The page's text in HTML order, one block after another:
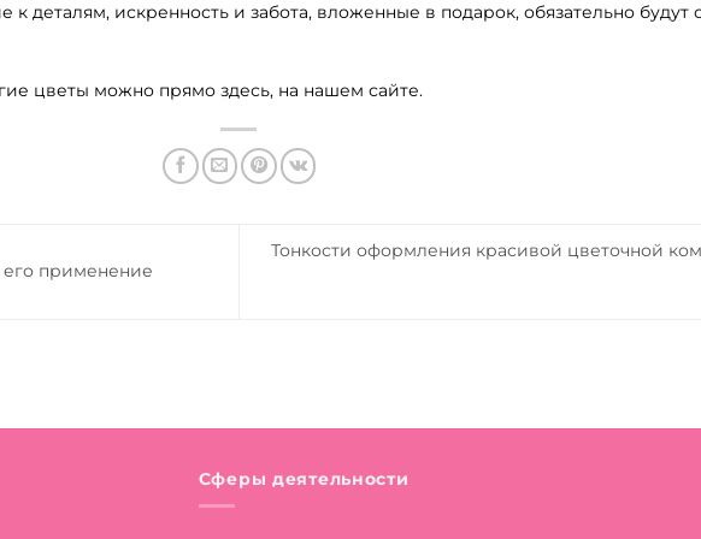
к деталям, искренность и забота, вложенные в подарок, обязательно будут
цветы можно прямо здесь, на нашем сайте.
его применение
Тонкости оформления красивой цветочной
Сферы деятельности